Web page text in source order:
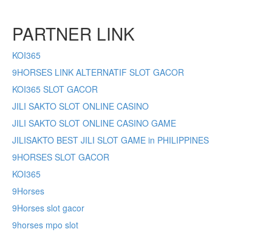
PARTNER LINK
KOI365
9HORSES LINK ALTERNATIF SLOT GACOR
KOI365 SLOT GACOR
JILI SAKTO SLOT ONLINE CASINO
JILI SAKTO SLOT ONLINE CASINO GAME
JILISAKTO BEST JILI SLOT GAME in PHILIPPINES
9HORSES SLOT GACOR
KOI365
9Horses
9Horses slot gacor
9horses mpo slot